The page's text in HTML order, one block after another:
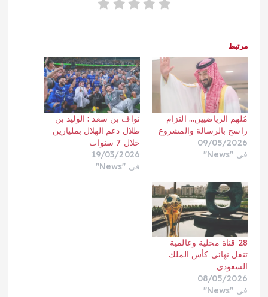
مرتبط
مُلهم الرياضيين… التزام
راسخ بالرسالة والمشروع
09/05/2026
في "News"
نواف بن سعد : الوليد بن
طلال دعم الهلال بمليارين
خلال 7 سنوات
19/03/2026
في "News"
28 قناة محلية وعالمية
تنقل نهائي كأس الملك
السعودي
08/05/2026
في "News"